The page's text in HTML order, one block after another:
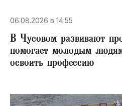
06.08.2026 в 14:55
В Чусовом развивают
помогает молодым
освоить профессию